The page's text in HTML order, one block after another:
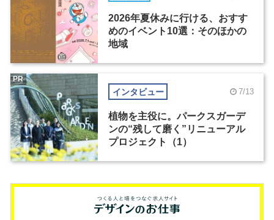
2026年夏休みに行ける、おすす
めのイベント10選：そのほかの
地域
インタビュー 7/13
植物を主役に。パークスガーデ
ンの“残して磨く”リニューアル
プロジェクト（1）
PR